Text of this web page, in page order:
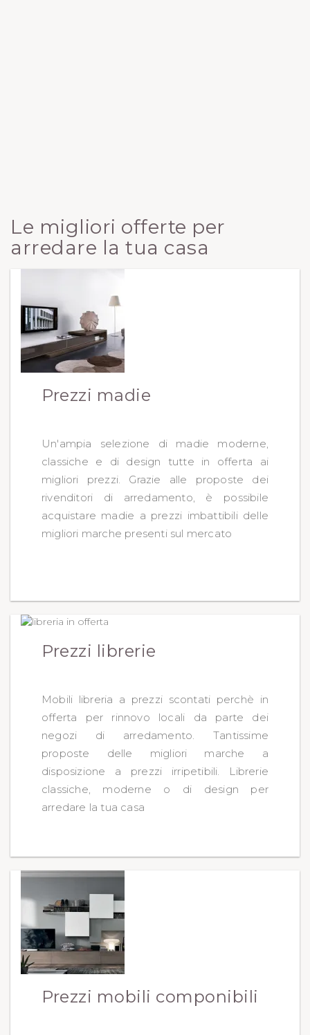
Le migliori offerte per
arredare la tua casa
Prezzi madie
Un'ampia selezione di madie moderne,
classiche e di design tutte in offerta ai
migliori prezzi. Grazie alle proposte dei
rivenditori di arredamento, è possibile
acquistare madie a prezzi imbattibili delle
migliori marche presenti sul mercato
Prezzi librerie
Mobili libreria a prezzi scontati perchè in
offerta per rinnovo locali da parte dei
negozi di arredamento. Tantissime
proposte delle migliori marche a
disposizione a prezzi irripetibili. Librerie
classiche, moderne o di design per
arredare la tua casa
Prezzi mobili componibili